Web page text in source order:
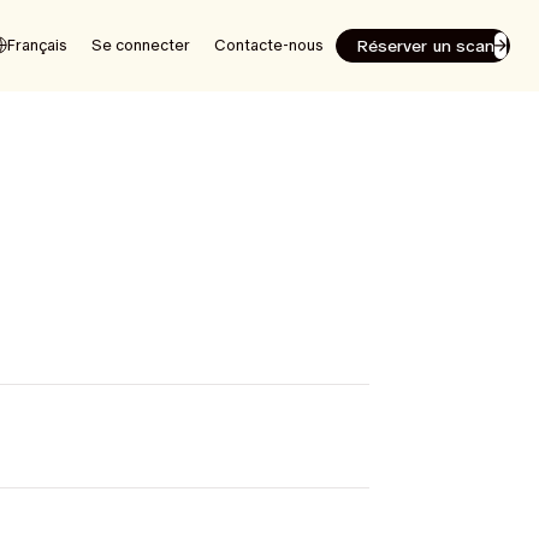
Français Se connecter Contacte-nous Réserver un scan